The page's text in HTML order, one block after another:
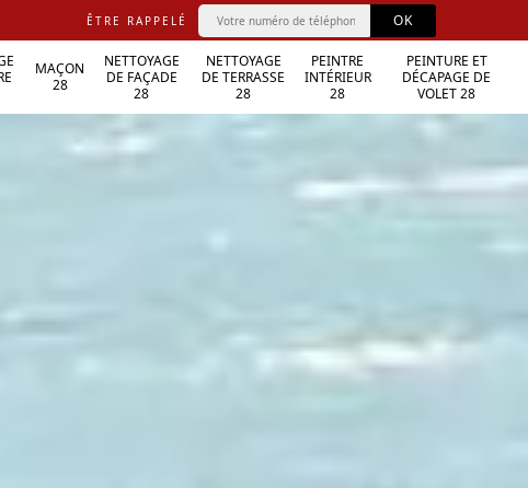
ÊTRE RAPPELÉ
MAÇON
28
NETTOYAGE
DE FAÇADE
28
NETTOYAGE
DE TERRASSE
28
PEINTRE
INTÉRIEUR
28
PEINTURE ET
DÉCAPAGE DE
VOLET 28